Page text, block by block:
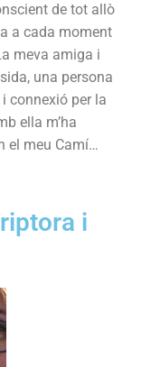
de tot allò
a cada moment
meva amiga i
una persona
connexió per la
ella m’ha
el meu Camí…
i